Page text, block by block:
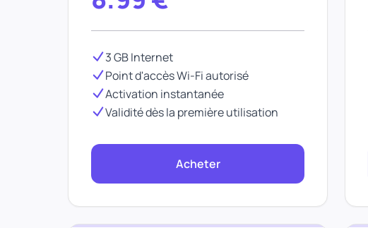
3 GB Internet
Point d'accès Wi-Fi autorisé
Activation instantanée
Validité dès la première utilisation
Acheter